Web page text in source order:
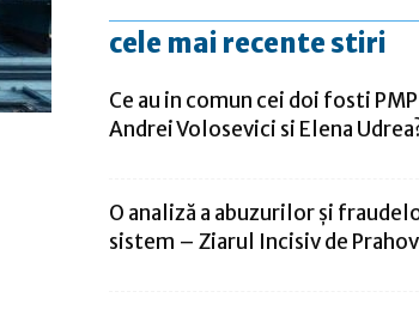
cele mai recente stiri
Ce au in comun cei doi fosti
Andrei Volosevici si Elena
O analiză a abuzurilor și
sistem – Ziarul Incisiv de